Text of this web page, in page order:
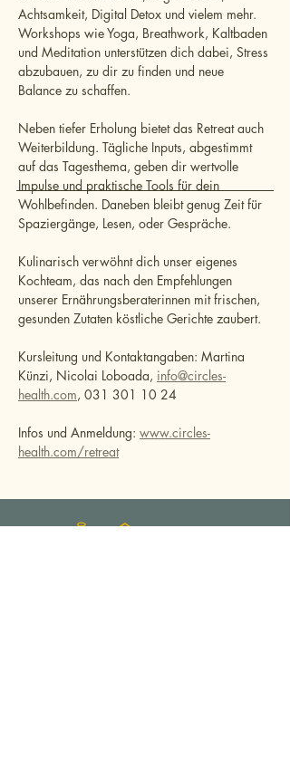
Achtsamkeit, Digital Detox und vielem mehr.
Workshops wie Yoga, Breathwork, Kaltbaden
und Meditation unterstützen dich dabei, Stress
abzubauen, zu dir zu finden und neue
Balance zu schaffen.
Neben tiefer Erholung bietet das Retreat auch
Weiterbildung. Tägliche Inputs, abgestimmt
auf das Tagesthema, geben dir wertvolle
Impulse und praktische Tools für dein
Wohlbefinden. Daneben bleibt genug Zeit für
Spaziergänge, Lesen, oder Gespräche.
Kulinarisch verwöhnt dich unser eigenes
Kochteam, das nach den Empfehlungen
unserer Ernährungsberaterinnen mit frischen,
gesunden Zutaten köstliche Gerichte zaubert.
Kursleitung und Kontaktangaben: Martina
Künzi, Nicolai Loboada, info@circles-
health.com, 031 301 10 24
Infos und Anmeldung: www.circles-
health.com/retreat